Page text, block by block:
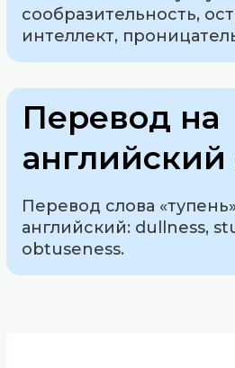
сообразительность,
интеллект,
Перевод на
Перевод слова
английский: dullness,
obtuseness.